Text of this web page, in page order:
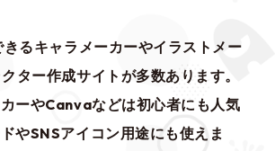
るキャラメーカーやイラストメー
ター作成サイトが多数あります。
ーやCanvaなどは初心者にも人気
やSNSアイコン用途にも使えま